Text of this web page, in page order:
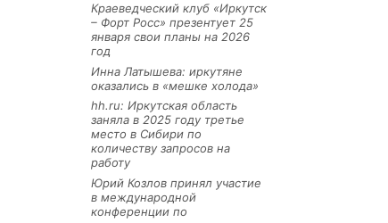
Краеведческий клуб «Иркутск
– Форт Росс» презентует 25
января свои планы на 2026
год
Инна Латышева: иркутяне
оказались в «мешке холода»
hh.ru: Иркутская область
заняла в 2025 году третье
место в Сибири по
количеству запросов на
работу
Юрий Козлов принял участие
в международной
конференции по